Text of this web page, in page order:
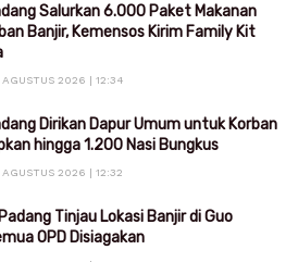
Salurkan 6.000 Paket Makanan
Banjir, Kemensos Kirim Family Kit
AGUSTUS 2026 | 12:34
Dirikan Dapur Umum untuk Korban
hingga 1.200 Nasi Bungkus
AGUSTUS 2026 | 12:32
Tinjau Lokasi Banjir di Guo
OPD Disiagakan